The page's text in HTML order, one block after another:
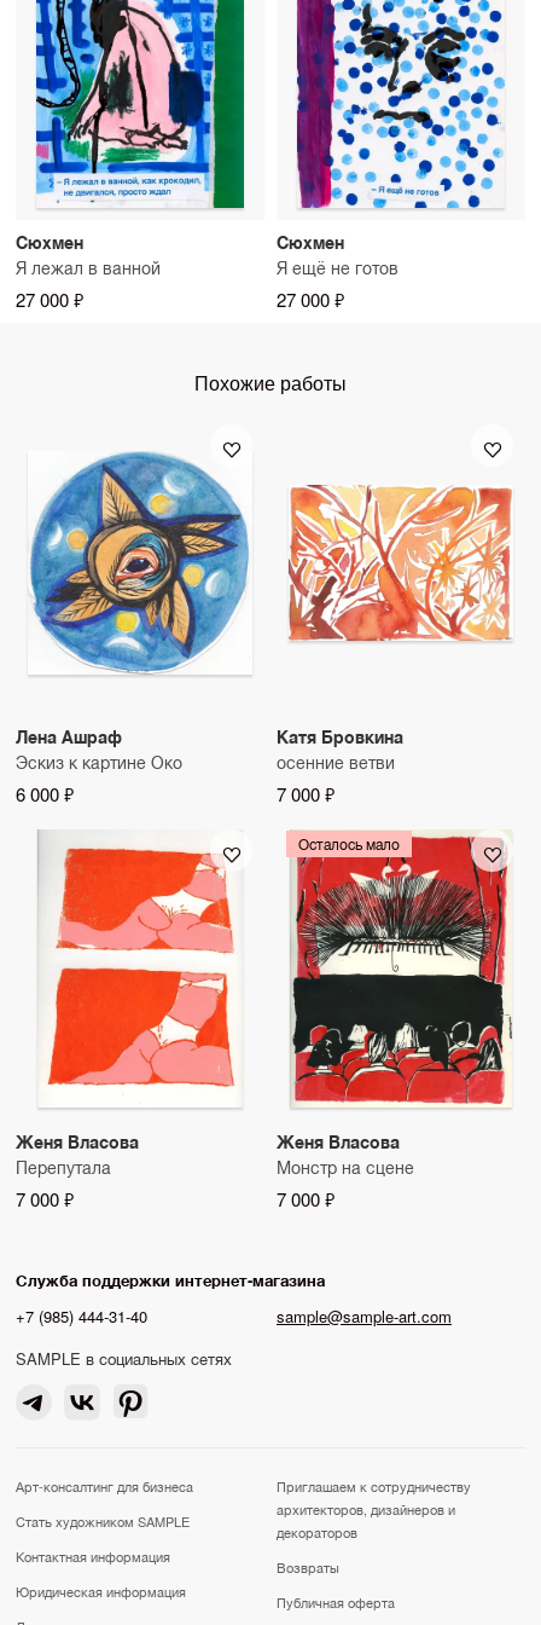
Сюхмен
Я лежал в ванной
27 000 ₽
Сюхмен
Я ещё не готов
27 000 ₽
Похожие работы
Лена Ашраф
Эскиз к картине Око
6 000 ₽
Катя Бровкина
осенние ветви
7 000 ₽
Женя Власова
Перепутала
7 000 ₽
Осталось мало
Женя Власова
Монстр на сцене
7 000 ₽
Служба поддержки интернет-магазина
+7 (985) 444-31-40
sample@sample-art.com
SAMPLE в социальных сетях
Арт-консалтинг для бизнеса
Стать художником SAMPLE
Контактная информация
Юридическая информация
Приглашаем к сотрудничеству
архитекторов, дизайнеров и
декораторов
Возвраты
Публичная оферта